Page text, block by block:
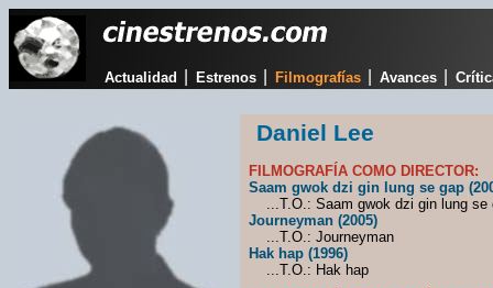
Actualidad Estrenos Filmografías Avances
Daniel Lee
FILMOGRAFÍA COMO DIRECTOR:
Saam gwok dzi gin lung se gap
...T.O.: Saam gwok dzi gin lung se
Journeyman (2005)
...T.O.: Journeyman
Hak hap (1996)
...T.O.: Hak hap